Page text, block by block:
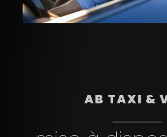
AB TAXI &